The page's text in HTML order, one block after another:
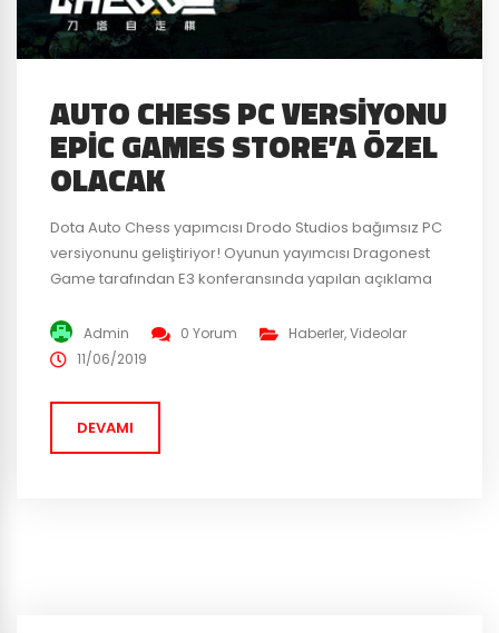
AUTO CHESS PC VERSIYONU
EPIC GAMES STORE’A ÖZEL
OLACAK
Dota Auto Chess yapımcısı Drodo Studios bağımsız PC
versiyonunu geliştiriyor! Oyunun yayımcısı Dragonest
Game tarafından E3 konferansında yapılan açıklama
kullanıcılarına özel olacağını belirtti. Auto Chess
bağımlılık yapan bir Dota 2 modu olmakla beraber
Valve ile anlaşmaya varamayan Drodo, Epic Games
Admin 0 Yorum Haberler,Videolar
11/06/2019
DEVAMI